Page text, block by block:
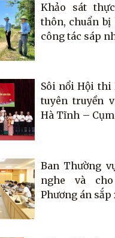
Khảo sát
thôn, chuẩn
công tác sáp
Sôi nổi Hội thi
tuyên truyền
Hà Tĩnh –
Ban Thường
nghe và
Phương án sắp